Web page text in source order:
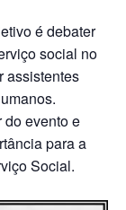
é debater
social no
assistentes
do evento e
para a
Social.